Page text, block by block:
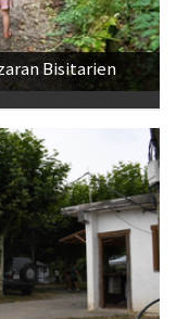
Bisitarien